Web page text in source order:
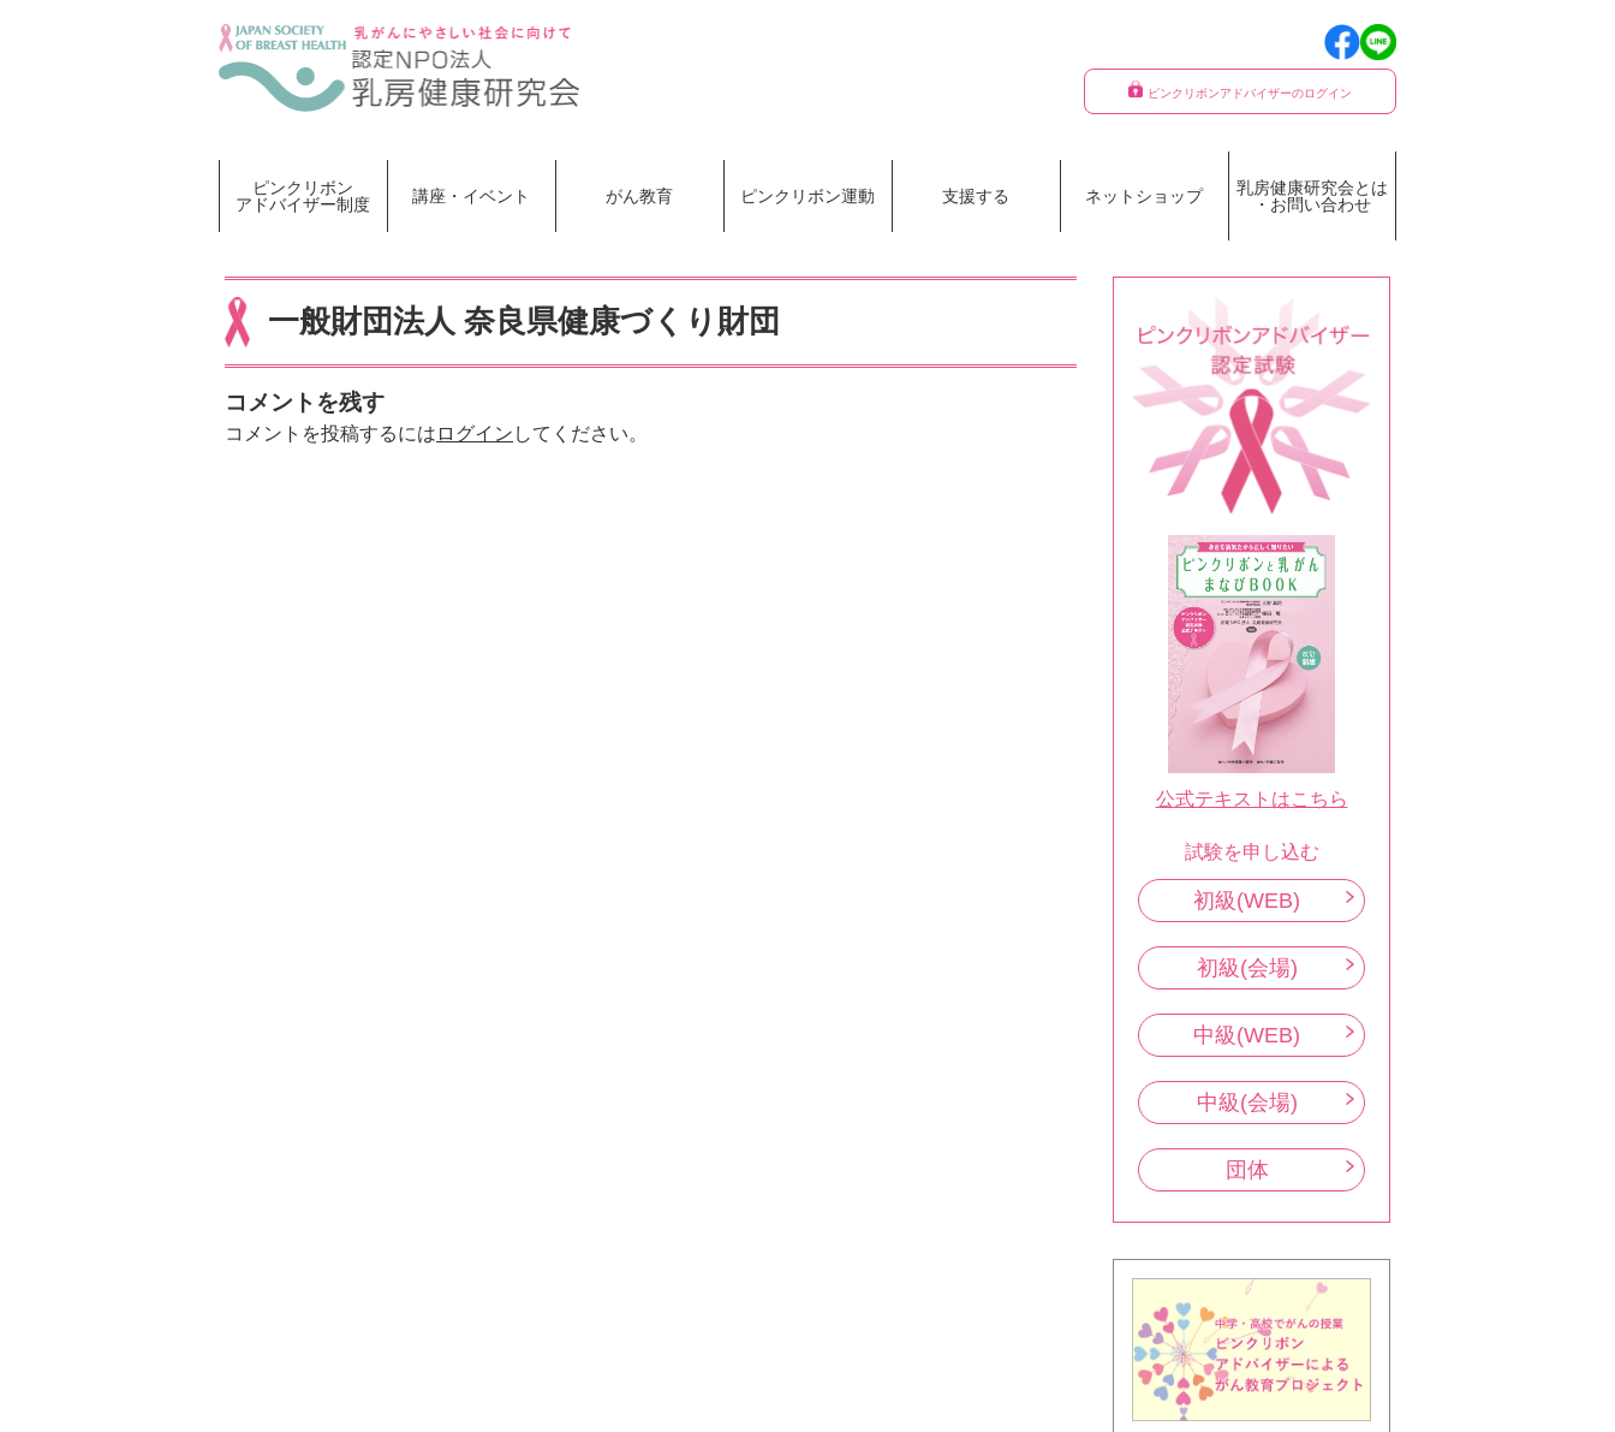
ピンクリボンアドバイザーのログイン
ピンクリボン
アドバイザー制度
講座・イベント がん教育 ピンクリボン運動 支援する ネットショップ
乳房健康研究会とは
・お問い合わせ
一般財団法人 奈良県健康づくり財団
コメントを残す
コメントを投稿するには ログイン してください。
公式テキストはこちら
試験を申し込む
初級(WEB)
初級(会場)
中級(WEB)
中級(会場)
団体